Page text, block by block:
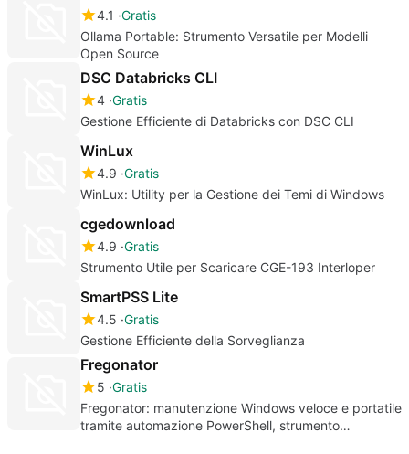
4.1 Gratis
Ollama Portable: Strumento Versatile per Modelli
Open Source
DSC Databricks CLI
4 Gratis
Gestione Efficiente di Databricks con DSC CLI
WinLux
4.9 Gratis
WinLux: Utility per la Gestione dei Temi di Windows
cgedownload
4.9 Gratis
Strumento Utile per Scaricare CGE-193 Interloper
SmartPSS Lite
4.5 Gratis
Gestione Efficiente della Sorveglianza
Fregonator
5 Gratis
Fregonator: manutenzione Windows veloce e portatile
tramite automazione PowerShell, strumento